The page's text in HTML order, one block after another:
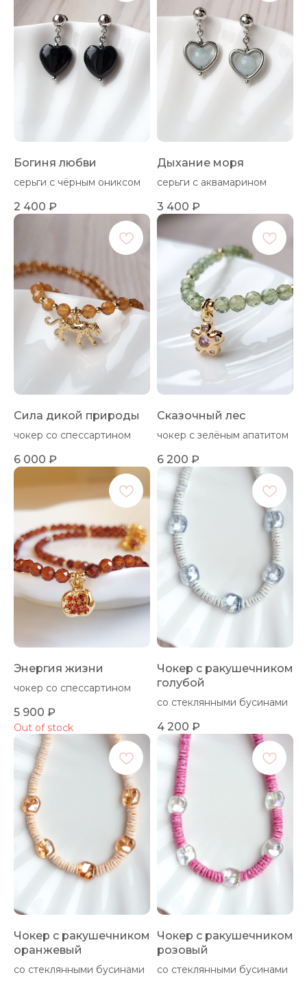
Богиня любви
серьги с чёрным ониксом
2 400 ₽
Дыхание моря
серьги с аквамарином
3 400 ₽
Сила дикой природы
чокер со спессартином
6 000 ₽
Сказочный лес
чокер с зелёным апатитом
6 200 ₽
Энергия жизни
чокер со спессартином
5 900 ₽
Out of stock
Чокер с ракушечником
голубой
со стеклянными бусинами
4 200 ₽
Чокер с ракушечником
оранжевый
со стеклянными бусинами
Чокер с ракушечником
розовый
со стеклянными бусинами